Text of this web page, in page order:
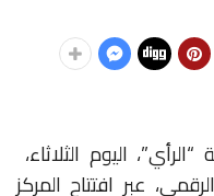
“الرأي”، اليوم الثلاثاء،
الرقمي، عبر افتتاح المركز